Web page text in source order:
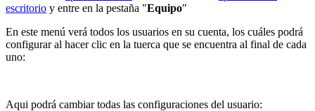
escritorio y entre en la pestaña "Equipo"
En este menú verá todos los usuarios en su cuenta, los cuáles podrá
configurar al hacer clic en la tuerca que se encuentra al final de cada
uno:
Aqui podrá cambiar todas las configuraciones del usuario: